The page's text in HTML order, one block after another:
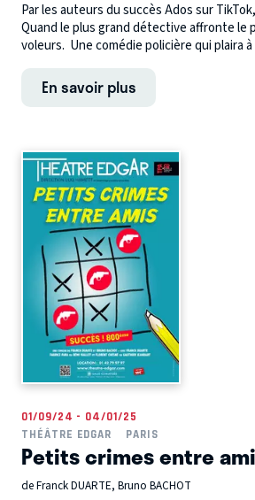
Par les auteurs du succès Ados sur
Quand le plus grand détective affronte le
voleurs. Une comédie policière qui plaira
En savoir plus
01/09/24 - 04/01/25
THÉÂTRE EDGAR
PARIS
Petits crimes entre
de Franck DUARTE, Bruno BACHOT